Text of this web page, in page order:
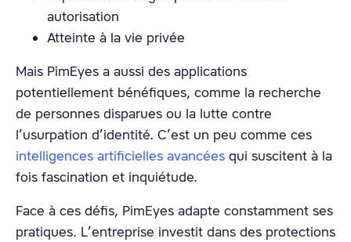
autorisation
Atteinte à la vie privée
Mais PimEyes a aussi des applications
potentiellement bénéfiques, comme la recherche
de personnes disparues ou la lutte contre
l’usurpation d’identité. C’est un peu comme ces
intelligences artificielles avancées qui suscitent à la
fois fascination et inquiétude.
Face à ces défis, PimEyes adapte constamment ses
pratiques. L’entreprise investit dans des protections